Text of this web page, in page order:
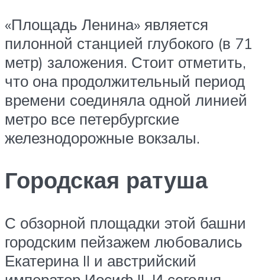
«Площадь Ленина» является
пилонной станцией глубокого (в 71
метр) заложения. Стоит отметить,
что она продолжительный период
времени соединяла одной линией
метро все петербургские
железнодорожные вокзалы.
Городская ратуша
С обзорной площадки этой башни
городским пейзажем любовались
Екатерина II и австрийский